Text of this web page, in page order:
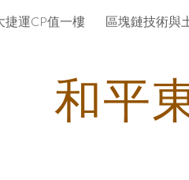
Skip to
捷運CP值一樓 區塊鏈技術與
和平